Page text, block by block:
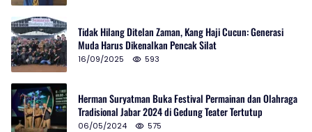
Tidak Hilang Ditelan Zaman, Kang Haji Cucun: Generasi
Muda Harus Dikenalkan Pencak Silat
16/09/2025 593
Herman Suryatman Buka Festival Permainan dan Olahraga
Tradisional Jabar 2024 di Gedung Teater Tertutup
06/05/2024 575